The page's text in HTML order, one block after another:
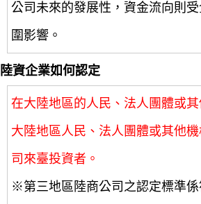
公司未來的發展性，資金流向則
圍影響。
陸資企業如何認定
在大陸地區的人民、法人團體或其
大陸地區人民、法人團體或其他
司來臺投資者。
※第三地區陸商公司之認定標準